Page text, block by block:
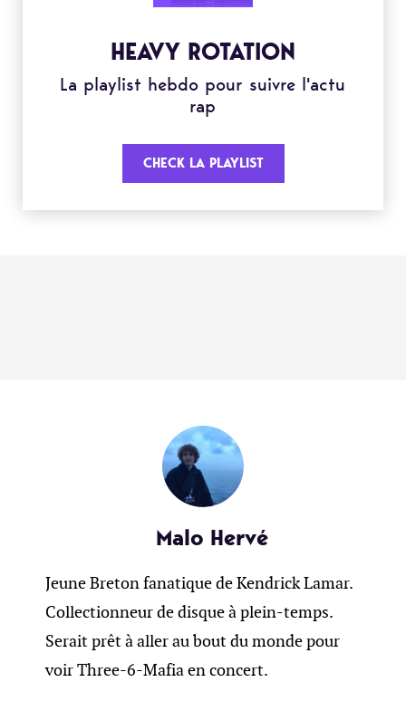
HEAVY ROTATION
La playlist hebdo pour suivre l'actu
rap
CHECK LA PLAYLIST
Malo Hervé
Jeune Breton fanatique de Kendrick Lamar.
Collectionneur de disque à plein-temps.
Serait prêt à aller au bout du monde pour
voir Three-6-Mafia en concert.